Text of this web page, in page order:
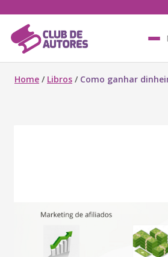
Home / Libros / Como ganhar